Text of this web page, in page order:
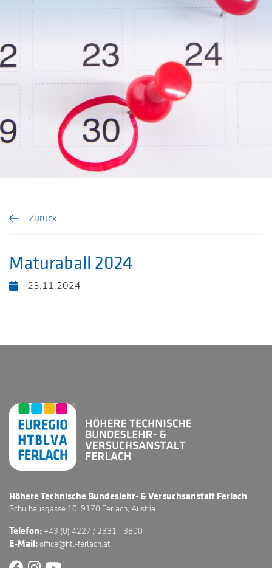
Zurück
Maturaball 2024
23.11.2024
Höhere Technische Bundeslehr- & Versuchsanstalt Ferlach
Schulhausgasse 10, 9170 Ferlach, Austria
Telefon:+43 (0) 4227 / 2331 - 3800
E-Mail:office@htl-ferlach.at